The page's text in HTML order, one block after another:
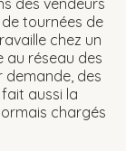
des vendeurs
tournées de
chez un
au réseau des
demande, des
aussi la
chargés